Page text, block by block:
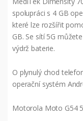
spolupráci s 4 GB
které lze rozšířit
GB. Se sítí 5G
výdrž baterie.
O plynulý chod
operační systém
Motorola Moto G54